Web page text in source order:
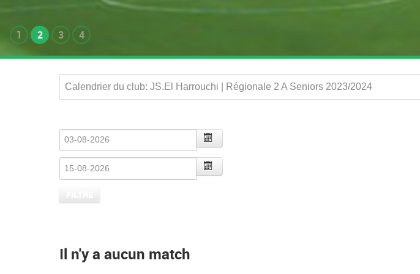
1 2 3 4
Calendrier du club: JS.El Harrouchi | Régionale 2 A Seniors 2023/2024
Il n'y a aucun match